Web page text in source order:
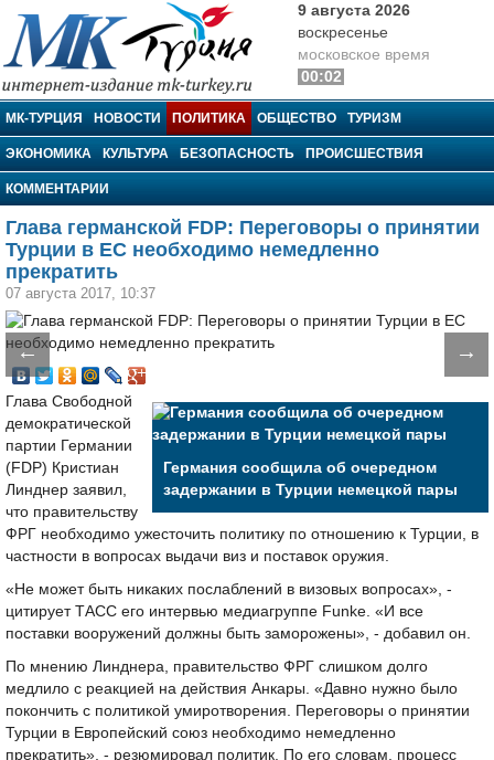
МК-Турция
9 августа 2026
воскресенье
московское время
00:02
МК-ТУРЦИЯ НОВОСТИ ПОЛИТИКА ОБЩЕСТВО ТУРИЗМ
ЭКОНОМИКА КУЛЬТУРА БЕЗОПАСНОСТЬ ПРОИСШЕСТВИЯ
КОММЕНТАРИИ
Глава германской FDP: Переговоры о принятии
Турции в ЕС необходимо немедленно
прекратить
07 августа 2017, 10:37
← →
Германия сообщила об очередном
задержании в Турции немецкой пары
Глава Свободной
демократической
партии Германии
(FDP) Кристиан
Линднер заявил,
что правительству
ФРГ необходимо ужесточить политику по отношению к Турции, в
частности в вопросах выдачи виз и поставок оружия.
«Не может быть никаких послаблений в визовых вопросах», -
цитирует ТАСС его интервью медиагруппе Funke. «И все
поставки вооружений должны быть заморожены», - добавил он.
По мнению Линднера, правительство ФРГ слишком долго
медлило с реакцией на действия Анкары. «Давно нужно было
покончить с политикой умиротворения. Переговоры о принятии
Турции в Европейский союз необходимо немедленно
прекратить», - резюмировал политик. По его словам, процесс